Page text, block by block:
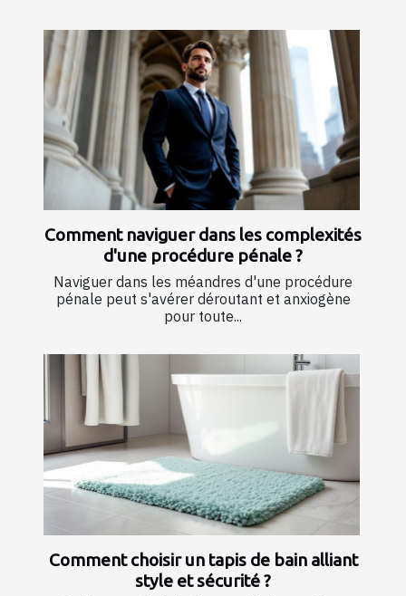
Comment naviguer dans les complexités
d'une procédure pénale ?
Naviguer dans les méandres d'une procédure
pénale peut s'avérer déroutant et anxiogène
pour toute...
Comment choisir un tapis de bain alliant
style et sécurité ?